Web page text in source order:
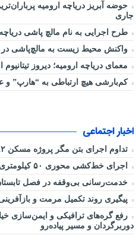
حوضه آبریز دریاچه ارومیه
جاری
طرح اجرایی به نام مالچ پاشی دریاچه
واکنش محیط زیست به مالچ‌پاشی در
معمای دریاچه ارومیه؛ دیروز تیتانیوم
کم‌بارشی هیچ ارتباطی به “هارپ” و
اخبار اجتماعی
تداوم اجرای بتن مگر پروژه مسکن ۱۹۲ واحدی شهرک یاغچیان
اجرای خط‌کشی محوری ۵۰ کیلومتری در معابر منطقه ۹ تبریز
خدمت‌رسانی بی‌وقفه در فصل
پیگیری روند تکمیل مرمت و
رفع گره‌های ترافیکی و ایمن‌سازی
دوربرگردان و مسیر پیاده‌رو